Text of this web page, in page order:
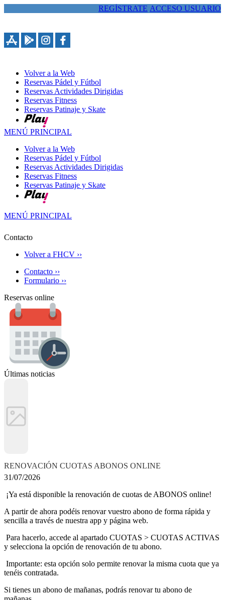
REGÍSTRATE ACCESO USUARIO
Volver a la Web
Reservas Pádel y Fútbol
Reservas Actividades Dirigidas
Reservas Fitness
Reservas Patinaje y Skate
MENÚ PRINCIPAL
Volver a la Web
Reservas Pádel y Fútbol
Reservas Actividades Dirigidas
Reservas Fitness
Reservas Patinaje y Skate
MENÚ PRINCIPAL
Contacto
Volver a FHCV ››
Contacto ››
Formulario ››
Reservas online
Últimas noticias
RENOVACIÓN CUOTAS ABONOS ONLINE
31/07/2026
¡Ya está disponible la renovación de cuotas de ABONOS online!
A partir de ahora podéis renovar vuestro abono de forma rápida y
sencilla a través de nuestra app y página web.
Para hacerlo, accede al apartado CUOTAS > CUOTAS ACTIVAS
y selecciona la opción de renovación de tu abono.
Importante: esta opción solo permite renovar la misma cuota que ya
tenéis contratada.
Si tienes un abono de mañanas, podrás renovar tu abono de